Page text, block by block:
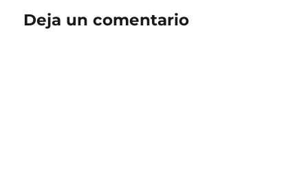
Deja un comentario